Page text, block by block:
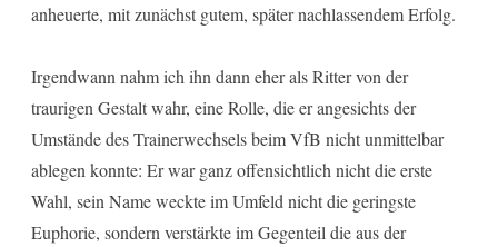
anheuerte, mit zunächst gutem, später nachlassendem Erfolg.
Irgendwann nahm ich ihn dann eher als Ritter von der
traurigen Gestalt wahr, eine Rolle, die er angesichts der
Umstände des Trainerwechsels beim VfB nicht unmittelbar
ablegen konnte: Er war ganz offensichtlich nicht die erste
Wahl, sein Name weckte im Umfeld nicht die geringste
Euphorie, sondern verstärkte im Gegenteil die aus der